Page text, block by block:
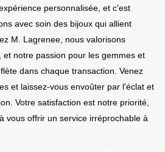
personnalisée, et c'est
avec soin des bijoux qui allient
M. Lagrenee, nous valorisons
et notre passion pour les gemmes et
dans chaque transaction. Venez
et laissez-vous envoûter par l'éclat et
Votre satisfaction est notre priorité,
vous offrir un service irréprochable à